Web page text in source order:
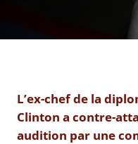
L’ex-chef de la
Clinton a contre-
audition par une